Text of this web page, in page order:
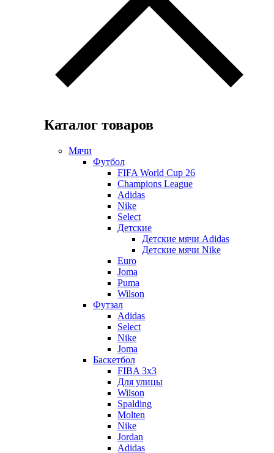
Каталог товаров
Мячи
Футбол
FIFA World Cup 26
Champions League
Adidas
Nike
Select
Детские
Детские мячи Adidas
Детские мячи Nike
Euro
Joma
Puma
Wilson
Футзал
Adidas
Select
Nike
Joma
Баскетбол
FIBA 3x3
Для улицы
Wilson
Spalding
Molten
Nike
Jordan
Adidas